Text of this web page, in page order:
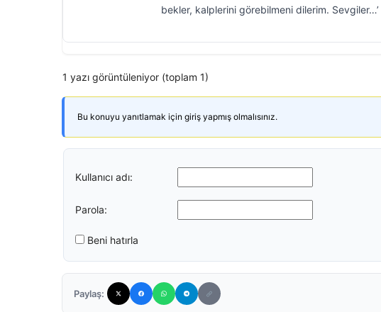
bekler, kalplerini görebilmeni dilerim. Sevgiler…’
1 yazı görüntüleniyor (toplam 1)
Bu konuyu yanıtlamak için giriş yapmış olmalısınız.
Kullanıcı adı:
Parola:
Beni hatırla
Paylaş: